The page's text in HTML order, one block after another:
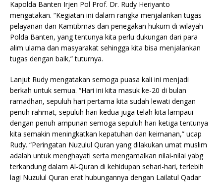
Kapolda Banten Irjen Pol Prof. Dr. Rudy Heriyanto
mengatakan. “Kegiatan ini dalam rangka menjalankan tugas
pelayanan dan Kamtibmas dan penegakan hukum di wilayah
Polda Banten, yang tentunya kita perlu dukungan dari para
alim ulama dan masyarakat sehingga kita bisa menjalankan
tugas dengan baik,” tuturnya.
Lanjut Rudy mengatakan semoga puasa kali ini menjadi
berkah untuk semua. “Hari ini kita masuk ke-20 di bulan
ramadhan, sepuluh hari pertama kita sudah lewati dengan
penuh rahmat, sepuluh hari kedua juga telah kita lampaui
dengan penuh ampunan semoga sepuluh hari ketiga tentunya
kita semakin meningkatkan kepatuhan dan keimanan,” ucap
Rudy. “Peringatan Nuzulul Quran yang dilakukan umat muslim
adalah untuk menghayati serta mengamalkan nilai-nilai yabg
terkandung dalam Al-Quran di kehidupan sehari-hari, terlebih
lagi Nuzulul Quran erat hubungannya dengan Lailatul Qadar